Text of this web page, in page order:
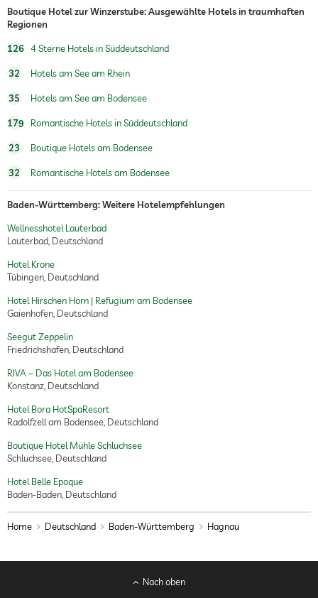
Boutique Hotel zur Winzerstube: Ausgewählte Hotels in traumhaften
Regionen
126 4 Sterne Hotels in Süddeutschland
32 Hotels am See am Rhein
35 Hotels am See am Bodensee
179 Romantische Hotels in Süddeutschland
23 Boutique Hotels am Bodensee
32 Romantische Hotels am Bodensee
Baden-Württemberg: Weitere Hotelempfehlungen
Wellnesshotel Lauterbad
Lauterbad, Deutschland
Hotel Krone
Tübingen, Deutschland
Hotel Hirschen Horn | Refugium am Bodensee
Gaienhofen, Deutschland
Seegut Zeppelin
Friedrichshafen, Deutschland
RIVA – Das Hotel am Bodensee
Konstanz, Deutschland
Hotel Bora HotSpaResort
Radolfzell am Bodensee, Deutschland
Boutique Hotel Mühle Schluchsee
Schluchsee, Deutschland
Hotel Belle Epoque
Baden-Baden, Deutschland
Home Deutschland Baden-Württemberg Hagnau
Nach oben